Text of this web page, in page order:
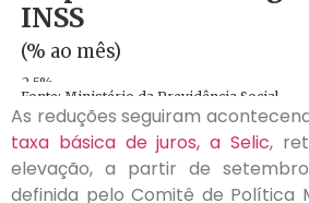
As reduções seguiram
taxa básica de juros, a Selic,
elevação, a partir de
definida pelo Comitê de Política